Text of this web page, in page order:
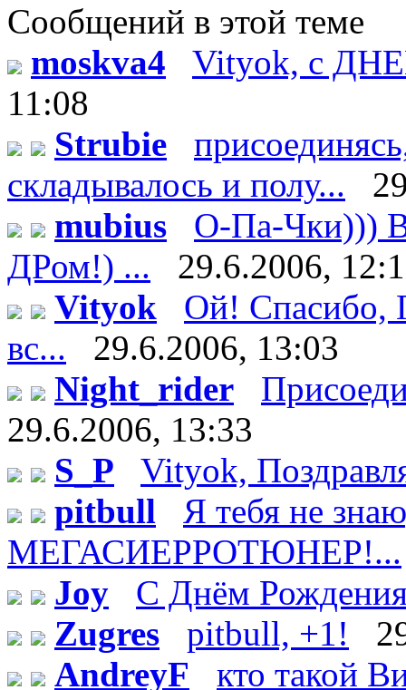
Сообщений в этой теме
moskva4
Vityok, с
11:08
Strubie
складывалось и полу...
mubius
О-Па-Чки)))
ДРом!) ...
29.6.2006,
Vityok
Ой! Спасибо,
вс...
29.6.2006, 13:03
Night_rider
29.6.2006, 13:33
S_P
Vityok,
pitbull
Я тебя не
МЕГАСИЕРРОТЮНЕР!...
Joy
С Днём
Zugres
pitbull, +1!
AndreyF
кто такой